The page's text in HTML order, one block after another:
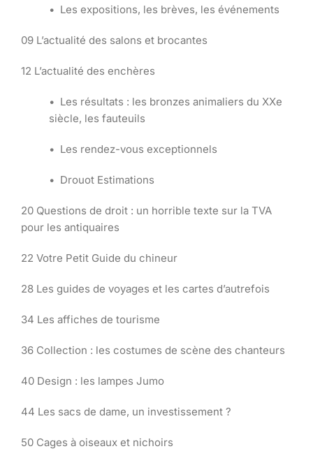
• Les expositions, les brèves, les événements
09 L’actualité des salons et brocantes
12 L’actualité des enchères
• Les résultats : les bronzes animaliers du XXe
siècle, les fauteuils
• Les rendez-vous exceptionnels
• Drouot Estimations
20 Questions de droit : un horrible texte sur la TVA
pour les antiquaires
22 Votre Petit Guide du chineur
28 Les guides de voyages et les cartes d’autrefois
34 Les affiches de tourisme
36 Collection : les costumes de scène des chanteurs
40 Design : les lampes Jumo
44 Les sacs de dame, un investissement ?
50 Cages à oiseaux et nichoirs